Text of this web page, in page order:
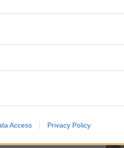
Access Privacy Policy
poco alla volta
la cipolla, unite
per una ventina
il 22 novembre 2012